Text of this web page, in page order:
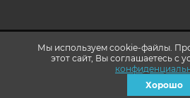
Мы используем cookie-файлы.
этот сайт, Вы соглашаетесь с
Хорошо